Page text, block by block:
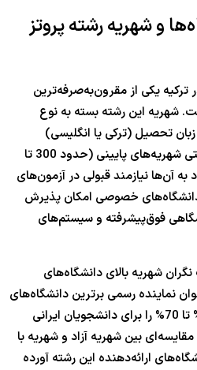
و شهریه رشته پروتز
یکی از مقرون‌به‌صرفه‌ترین
شهریه این رشته بسته به نوع
تحصیل (ترکی یا انگلیسی)
متفاوت است. دانشگاه‌های دولتی شهریه‌های پایینی (حدود 300 تا
به آن‌ها نیازمند قبولی در آزمون‌های
خصوصی امکان پذیرش
فوق‌پیشرفته و سیستم‌های
شهریه بالای دانشگاه‌های
نماینده رسمی برترین دانشگاه‌های
ترکیه، بورسیه‌های تخفیفی 25% تا 70% را برای دانشجویان ایرانی
بین شهریه آزاد و شهریه با
ارائه‌دهنده این رشته آورده